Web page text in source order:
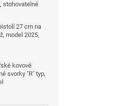
stohovatelné
27 cm na
model 2025,
kovové
svorky "R" typ,